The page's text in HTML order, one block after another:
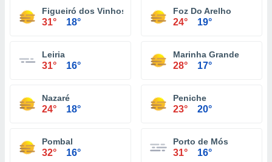
Figueiró dos Vinhos
31° 18°
Foz Do Arelho
24° 19°
Leiria
31° 16°
Marinha Grande
28° 17°
Nazaré
24° 18°
Peniche
23° 20°
Pombal
32° 16°
Porto de Mós
31° 16°